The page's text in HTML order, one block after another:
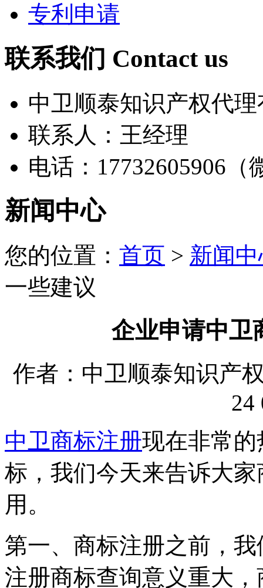
专利申请
联系我们 Contact us
中卫顺泰知识产权代
联系人：王经理
电话：17732605906（
新闻中心
您的位置： 首页 > 新闻
一些建议
企业申请中卫
作者：中卫顺泰知识产
24
中卫商标注册现在非常
标，我们今天来告诉大
用。
第一、商标注册之前，
注册商标查询意义重大